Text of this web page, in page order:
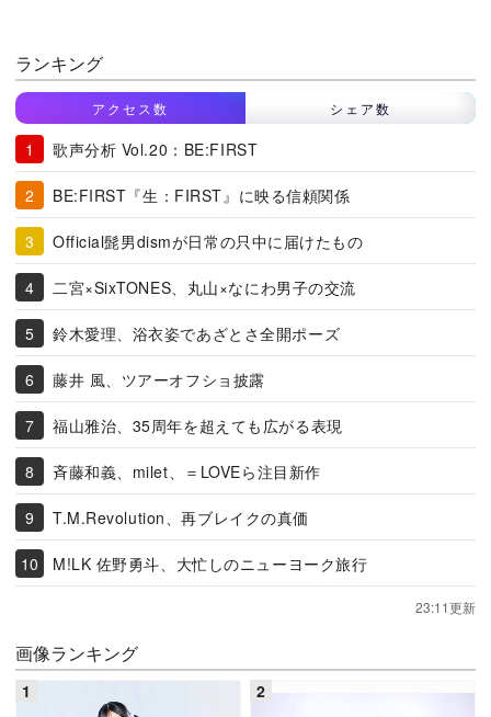
ランキング
アクセス数 シェア数
歌声分析 Vol.20：BE:FIRST
BE:FIRST『生：FIRST』に映る信頼関係
Official髭男dismが日常の只中に届けたもの
二宮×SixTONES、丸山×なにわ男子の交流
鈴木愛理、浴衣姿であざとさ全開ポーズ
藤井 風、ツアーオフショ披露
福山雅治、35周年を超えても広がる表現
斉藤和義、milet、＝LOVEら注目新作
T.M.Revolution、再ブレイクの真価
M!LK 佐野勇斗、大忙しのニューヨーク旅行
23:11更新
画像ランキング